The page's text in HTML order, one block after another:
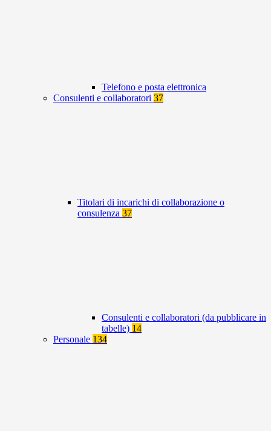
Telefono e posta elettronica
Consulenti e collaboratori 37
Titolari di incarichi di collaborazione o
consulenza 37
Consulenti e collaboratori (da pubblicare in
tabelle) 14
Personale 134